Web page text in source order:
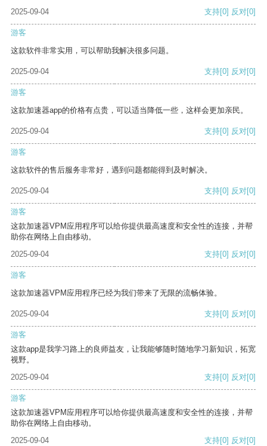
2025-09-04
支持[0] 反对[0]
游客
这款软件非常实用，可以帮助我解决很多问题。
2025-09-04 支持[0] 反对[0]
游客
这款加速器app的价格有点贵，可以适当降低一些，这样会更加亲民。
2025-09-04 支持[0] 反对[0]
游客
这款软件的售后服务非常好，遇到问题都能得到及时解决。
2025-09-04 支持[0] 反对[0]
游客
这款加速器VPM应用程序可以给你提供最高速度和安全性的连接，并帮
助你在网络上自由移动。
2025-09-04
支持[0] 反对[0]
游客
这款加速器VPM应用程序已经为我们带来了无限的流畅体验。
2025-09-04 支持[0] 反对[0]
游客
这款app是我学习路上的良师益友，让我能够随时随地学习新知识，拓宽
视野。
2025-09-04
支持[0] 反对[0]
游客
这款加速器VPM应用程序可以给你提供最高速度和安全性的连接，并帮
助你在网络上自由移动。
2025-09-04
支持[0] 反对[0]